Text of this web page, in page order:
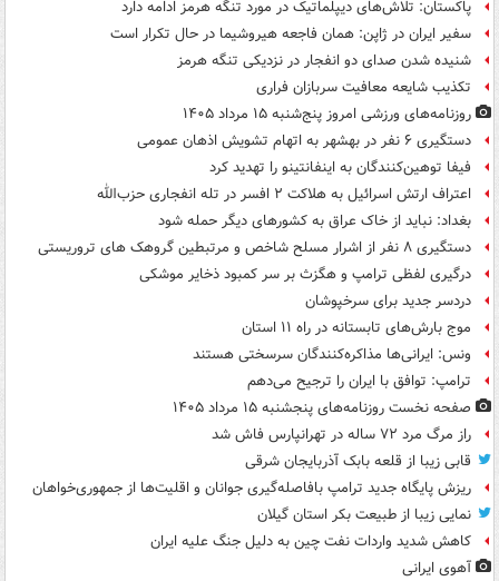
پاکستان: تلاش‌های دیپلماتیک در مورد تنگه هرمز ادامه دارد
سفیر ایران در ژاپن: همان فاجعه هیروشیما در حال تکرار است
شنیده شدن صدای دو انفجار در نزدیکی تنگه هرمز
تکذیب شایعه معافیت سربازان فراری
روزنامه‌های ورزشی امروز پنج‌شنبه ۱۵ مرداد ۱۴۰۵
دستگیری ۶ نفر در بهشهر به اتهام تشویش اذهان عمومی
فیفا توهین‌کنندگان به اینفانتینو را تهدید کرد
اعتراف ارتش اسرائیل به هلاکت ۲ افسر در تله انفجاری حزب‌الله
بغداد: نباید از خاک عراق به کشورهای دیگر حمله شود
دستگیری ۸ نفر از اشرار مسلح شاخص و مرتبطین گروهک های تروریستی
درگیری لفظی ترامپ و هگزث بر سر کمبود ذخایر موشکی
دردسر جدید برای سرخپوشان
موج بارش‌های تابستانه در راه ۱۱ استان
ونس: ایرانی‌ها مذاکره‌کنندگان سرسختی هستند
ترامپ: توافق با ایران را ترجیح می‌دهم
صفحه نخست روزنامه‌های پنجشنبه ۱۵ مرداد ۱۴۰۵
راز مرگ مرد ۷۲ ساله در تهرانپارس فاش شد
قابی زیبا از قلعه بابک آذربایجان شرقی
ریزش پایگاه جدید ترامپ بافاصله‌گیری جوانان و اقلیت‌ها از جمهوری‌خواهان
نمایی زیبا از طبیعت بکر استان گیلان
کاهش شدید واردات نفت چین به دلیل جنگ علیه ایران
آهوی ایرانی